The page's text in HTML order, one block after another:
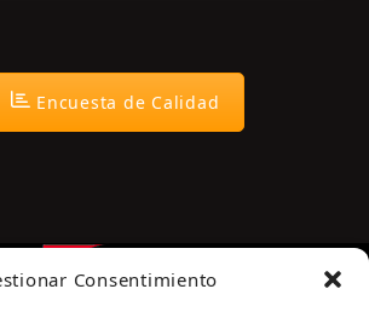
Consentimiento
Encuesta de Calidad